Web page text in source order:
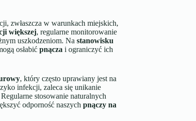
zwłaszcza w warunkach miejskich,
większej, regularne monitorowanie
uszkodzeniom. Na stanowisku
osłabić pnącza i ograniczyć ich
, który często uprawiany jest na
infekcji, zaleca się unikanie
stosowanie naturalnych
odporność naszych pnączy na